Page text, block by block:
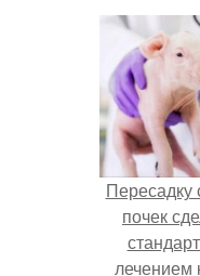
Пересадку
почек
лечением